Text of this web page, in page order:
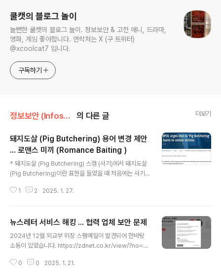
쿨캣의 블로그 놀이
놀뻔한 쿨캣의 블로그 놀이. 정보보안 & 고전 애니, 드라마,
영화, 게임 좋아합니다. 연락처는 X (구 트위터)
@xcoolcat7 입니다.
구독하기
정보보안 (Infosec)/정보보안 뉴스 의 다른 글 더보기
돼지도살 (Pig Butchering) 용어 변경 제안
... 로맨스 미끼 (Romance Baiting )
* 돼지도살 (Pig Butchering) 스캠 (사기)에서 돼지도살
(Pig Butchering)이란 표현을 들었을 때 처음에는 사기
지를 살찌워 잡아 먹는 것 처럼 피해자를 신뢰를 얻어 돈을
나봅니다.) 가장 잘 알려진 수법이 소셜미디어나 메신저로
대화해서 사기치는 방법입니다. https://xcoolcat7.tisto
ry.com/1515 모르는 사람이 한국 방문한다고 보내는 문
기 문자가 있었습니다. . 가짜 신용카드 개통완료를 이용한
1 2 2025. 1. 27.
뉴스레터 서비스 해킹 ... 협력 업체 보안 문제
2024년 12월 외교부 위장 스팸메일이 발견되어 한바탕
소동이 있었습니다. https://zdnet.co.kr/view/?no=2
장 스팸 메일 발송돼알스퀘어의 회사 계정이 해킹을 당한
0 0 2025. 1. 21.